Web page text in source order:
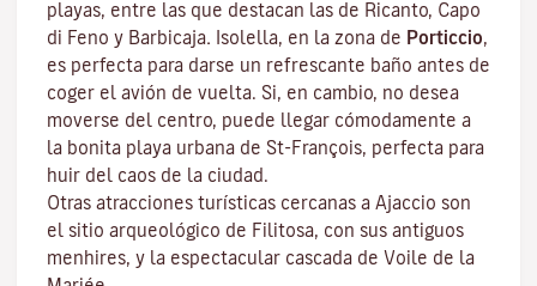
playas, entre las que destacan las de Ricanto, Capo
di Feno y Barbicaja. Isolella, en la zona de Porticcio,
es perfecta para darse un refrescante baño antes de
coger el avión de vuelta. Si, en cambio, no desea
moverse del centro, puede llegar cómodamente a
la bonita playa urbana de St-François, perfecta para
huir del caos de la ciudad.
Otras atracciones turísticas cercanas a Ajaccio son
el sitio arqueológico de Filitosa, con sus antiguos
menhires, y la espectacular cascada de Voile de la